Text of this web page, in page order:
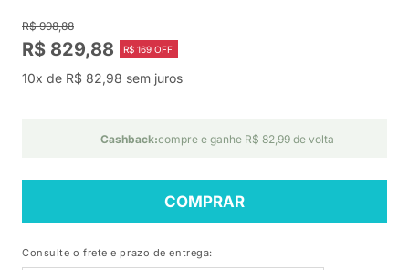
R$ 998,88
R$ 829,88 R$ 169 OFF
10x de R$ 82,98 sem juros
Cashback:compre e ganhe R$ 82,99 de volta
COMPRAR
Consulte o frete e prazo de entrega: